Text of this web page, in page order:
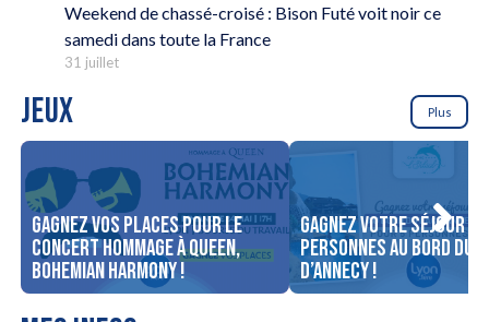
Weekend de chassé-croisé : Bison Futé voit noir ce
samedi dans toute la France
31 juillet
JEUX Plus
Gagnez vos places pour le
concert Hommage à Queen,
Bohemian Harmony !
Gagnez votre séjour
personnes au bord du
d’Annecy !